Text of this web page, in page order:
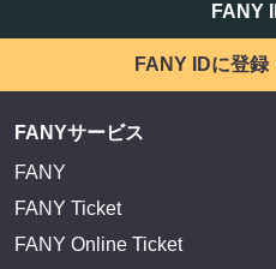
FANY
FANY IDに登録
FANYサービス
FANY
FANY Ticket
FANY Online Ticket